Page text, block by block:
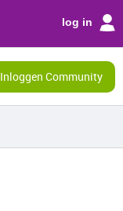
log in
Inloggen Community